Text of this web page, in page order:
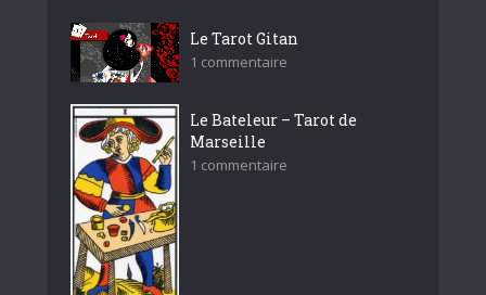
Le Tarot Gitan
1 commentaire
Le Bateleur – Tarot de
Marseille
1 commentaire